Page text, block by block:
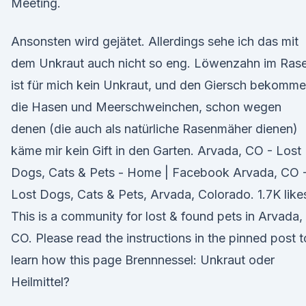
Meeting.
Ansonsten wird gejätet. Allerdings sehe ich das mit
dem Unkraut auch nicht so eng. Löwenzahn im
ist für mich kein Unkraut, und den Giersch
die Hasen und Meerschweinchen, schon wegen
denen (die auch als natürliche Rasenmäher dienen)
käme mir kein Gift in den Garten. Arvada, CO - Lost
Dogs, Cats & Pets - Home | Facebook Arvada, CO
Lost Dogs, Cats & Pets, Arvada, Colorado. 1.7K
This is a community for lost & found pets in Arvada,
CO. Please read the instructions in the pinned post
learn how this page Brennnessel: Unkraut oder
Heilmittel?